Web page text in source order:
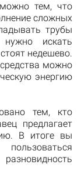
тем, что
сложных
трубы
искать
недешево.
можно
энергию
тем, кто
предлагает
В итоге вы